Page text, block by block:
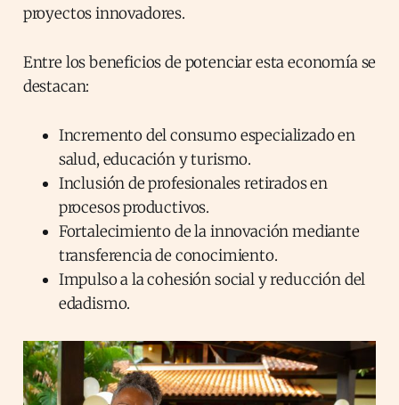
proyectos innovadores.
Entre los beneficios de potenciar esta economía se
destacan:
Incremento del consumo especializado en
salud, educación y turismo.
Inclusión de profesionales retirados en
procesos productivos.
Fortalecimiento de la innovación mediante
transferencia de conocimiento.
Impulso a la cohesión social y reducción del
edadismo.